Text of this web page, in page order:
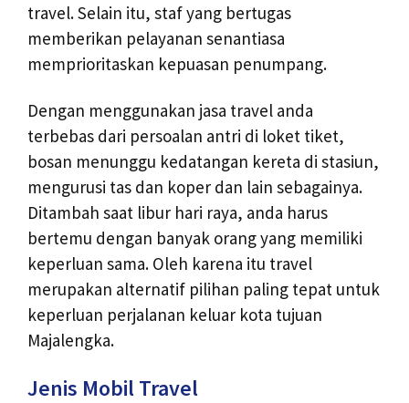
travel. Selain itu, staf yang bertugas
memberikan pelayanan senantiasa
memprioritaskan kepuasan penumpang.
Dengan menggunakan jasa travel anda
terbebas dari persoalan antri di loket tiket,
bosan menunggu kedatangan kereta di stasiun,
mengurusi tas dan koper dan lain sebagainya.
Ditambah saat libur hari raya, anda harus
bertemu dengan banyak orang yang memiliki
keperluan sama. Oleh karena itu travel
merupakan alternatif pilihan paling tepat untuk
keperluan perjalanan keluar kota tujuan
Majalengka.
Jenis Mobil Travel